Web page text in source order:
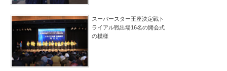
スーパースター王座決定戦ト
ライアル戦出場16名の開会式
の模様